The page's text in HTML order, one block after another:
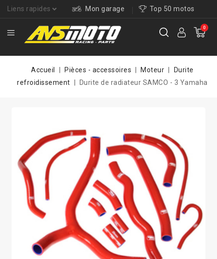
Liens rapides Mon garage Top 50 motos
0
Accueil Pièces - accessoires Moteur
Durite
refroidissement
Durite de radiateur SAMCO - 3 Yamaha